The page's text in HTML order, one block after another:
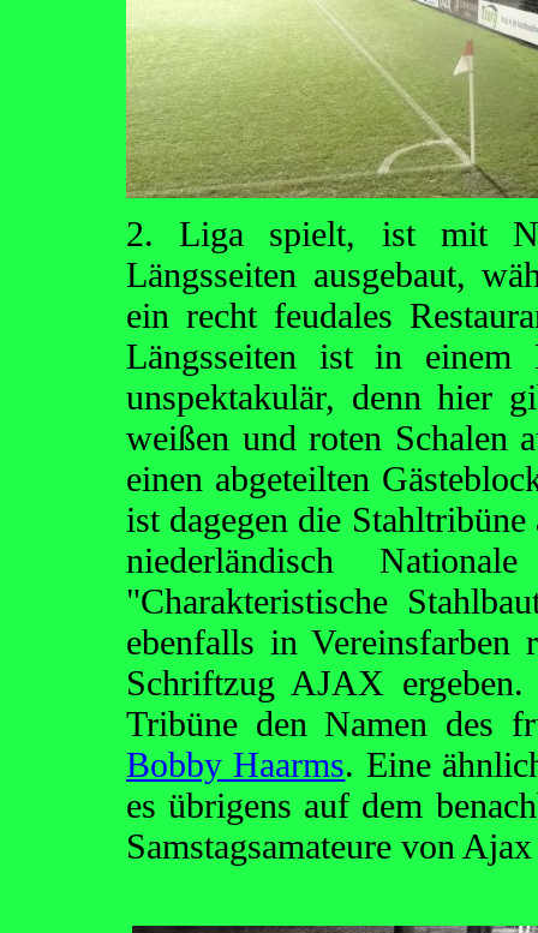
2. Liga spielt, ist mit
Längsseiten ausgebaut,
ein recht feudales
Längsseiten ist in
unspektakulär, denn hier
weißen und roten Schalen
einen abgeteilten
ist dagegen die
niederländisch
"Charakteristische
ebenfalls in
Schriftzug AJAX
Tribüne den Namen des
Bobby Haarms. Eine
es übrigens auf dem
Samstagsamateure von